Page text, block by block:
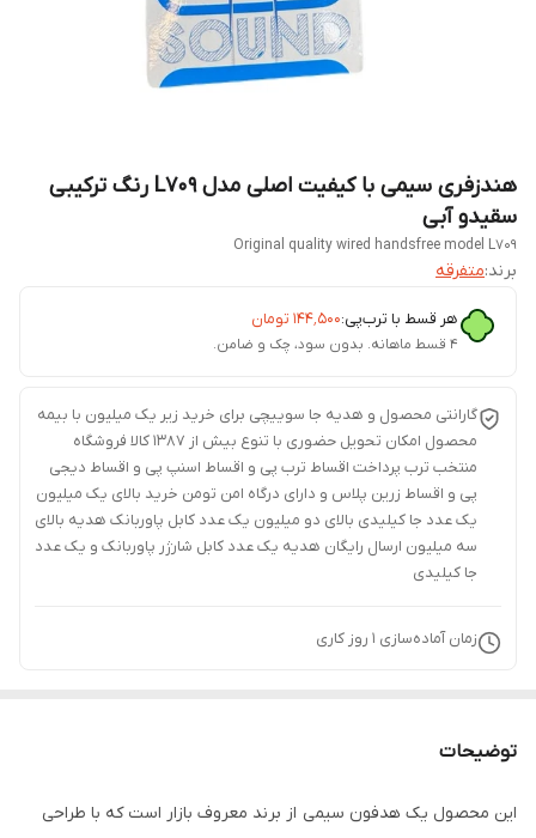
هندزفری سیمی با کیفیت اصلی مدل L709 رنگ ترکیبی
سقیدو آبی
Original quality wired handsfree model L709
برند:متفرقه
هر قسط با ترب‌پی:۱۴۴٬۵۰۰ تومان
۴ قسط ماهانه. بدون سود، چک و ضامن.
گارانتی محصول و هدیه جا سوییچی برای خرید زیر یک میلیون با بیمه
محصول امکان تحویل حضوری با تنوع بیش از 1387 کالا فروشگاه
منتخب ترب پرداخت اقساط ترب پی و اقساط اسنپ پی و اقساط دیجی
پی و اقساط زرین پلاس و دارای درگاه امن تومن خرید بالای یک میلیون
یک عدد جا کیلیدی بالای دو میلیون یک عدد کابل پاوربانک هدیه بالای
سه میلیون ارسال رایگان هدیه یک عدد کابل شارژر پاوربانک و یک عدد
جا کیلیدی
زمان آماده‌سازی 1 روز کاری
توضیحات
این محصول یک هدفون سیمی از برند معروف بازار است که با طراحی